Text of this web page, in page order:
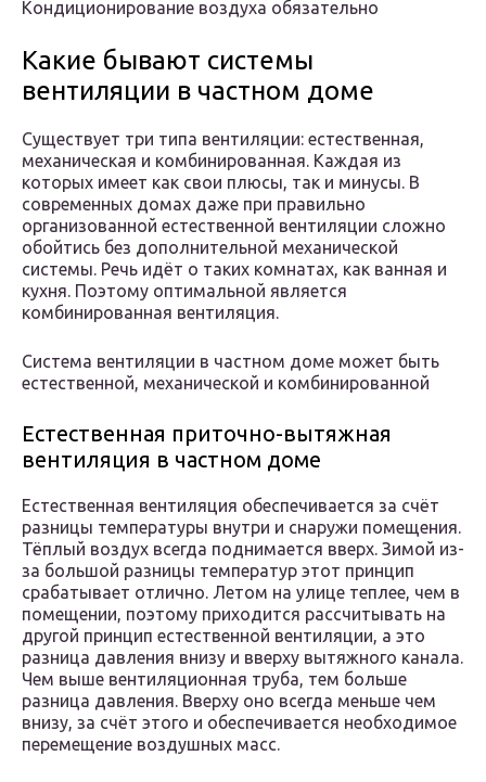
Кондиционирование воздуха обязательно
Какие бывают системы
вентиляции в частном доме
Существует три типа вентиляции: естественная,
механическая и комбинированная. Каждая из
которых имеет как свои плюсы, так и минусы. В
современных домах даже при правильно
организованной естественной вентиляции сложно
обойтись без дополнительной механической
системы. Речь идёт о таких комнатах, как ванная и
кухня. Поэтому оптимальной является
комбинированная вентиляция.
Система вентиляции в частном доме может быть
естественной, механической и комбинированной
Естественная приточно-вытяжная
вентиляция в частном доме
Естественная вентиляция обеспечивается за счёт
разницы температуры внутри и снаружи помещения.
Тёплый воздух всегда поднимается вверх. Зимой из-
за большой разницы температур этот принцип
срабатывает отлично. Летом на улице теплее, чем в
помещении, поэтому приходится рассчитывать на
другой принцип естественной вентиляции, а это
разница давления внизу и вверху вытяжного канала.
Чем выше вентиляционная труба, тем больше
разница давления. Вверху оно всегда меньше чем
внизу, за счёт этого и обеспечивается необходимое
перемещение воздушных масс.